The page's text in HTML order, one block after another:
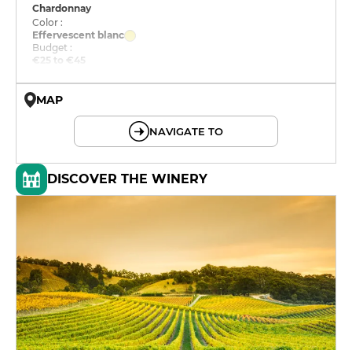
Chardonnay
Color :
Effervescent blanc
Budget :
€25 to €45
MAP
NAVIGATE TO
DISCOVER THE WINERY